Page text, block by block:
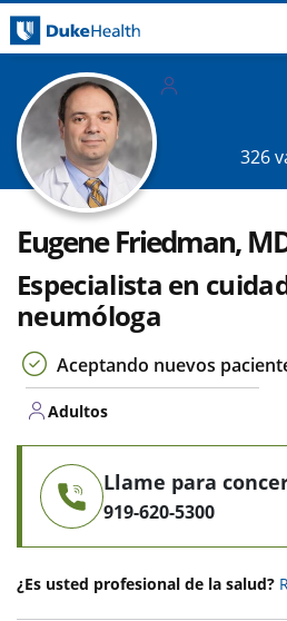
326
Eugene Friedman,
Especialista en
neumóloga
Aceptando nuevos
Adultos
Llame para
919-620-5300
¿Es usted profesional de la salud?